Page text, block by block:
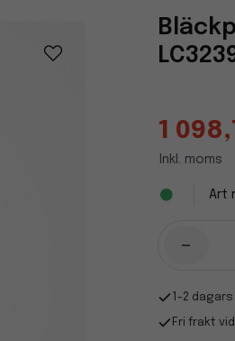
1
Inkl. moms
-
1-2
Fri frakt